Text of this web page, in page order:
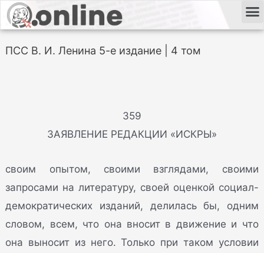
ПСС В. И. Ленина 5-е издание | 4 том
359
ЗАЯВЛЕНИЕ РЕДАКЦИИ «ИСКРЫ»
своим опытом, своими взглядами, своими
запросами на литературу, своей оценкой социал-
демократических изданий, делилась бы, одним
словом, всем, что она вносит в движение и что
она выносит из него. Только при таком условии